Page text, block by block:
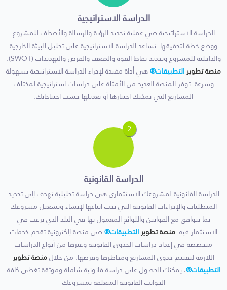
الدراسة الاستراتيجية
الدراسة الاستراتيجية هي عملية تحديد الرؤية والرسالة والأهداف للمشروع
ووضع خطة لتحقيقها. تساعد الدراسة الاستراتيجية على تحليل البيئة الخارجية
والداخلية للمشروع وتحديد نقاط القوة والضعف والفرص والتهديدات (SWOT).
منصة تطويرالتطبيقات®هي أداة مفيدة لإجراء الدراسة الاستراتيجية بسهولة
وسرعة. توفر المنصة العديد من الأمثلة على دراسات استراتيجية لمختلف
المشاريع التي يمكنك اختيارها أو تعديلها حسب احتياجاتك.
2
الدراسة القانونية
الدراسة القانونية لمشروعك الاستثماري هي دراسة تحليلية تهدف إلى تحديد
المتطلبات والإجراءات القانونية التي يجب اتباعها لإنشاء وتشغيل مشروعك
بما يتوافق مع القوانين واللوائح المعمول بها في البلد الذي ترغب في
الاستثمار فيه.منصة تطويرالتطبيقات®هي منصة إلكترونية تقدم خدمات
متخصصة في إعداد دراسات الجدوى القانونية وغيرها من أنواع الدراسات
اللازمة لتقييم جدوى المشاريع ومخاطرها وفرصها. من خلالمنصة تطوير
التطبيقات®، يمكنك الحصول على دراسة قانونية شاملة وموثقة تغطي كافة
الجوانب القانونية المتعلقة بمشروعك